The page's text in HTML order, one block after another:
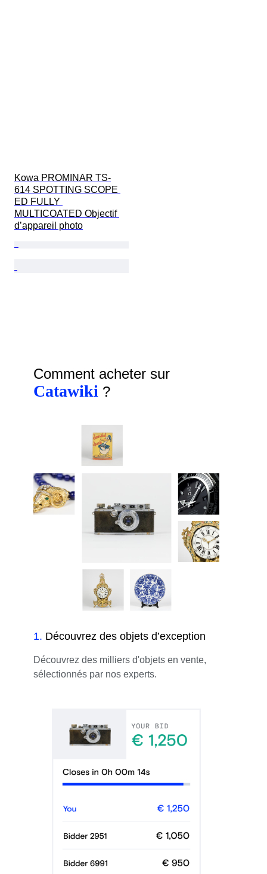
Kowa PROMINAR TS-
614 SPOTTING SCOPE
ED FULLY
MULTICOATED Objectif
d’appareil photo
Comment acheter sur
Catawiki ?
1. Découvrez des objets d’exception
Découvrez des milliers d'objets en vente,
sélectionnés par nos experts.